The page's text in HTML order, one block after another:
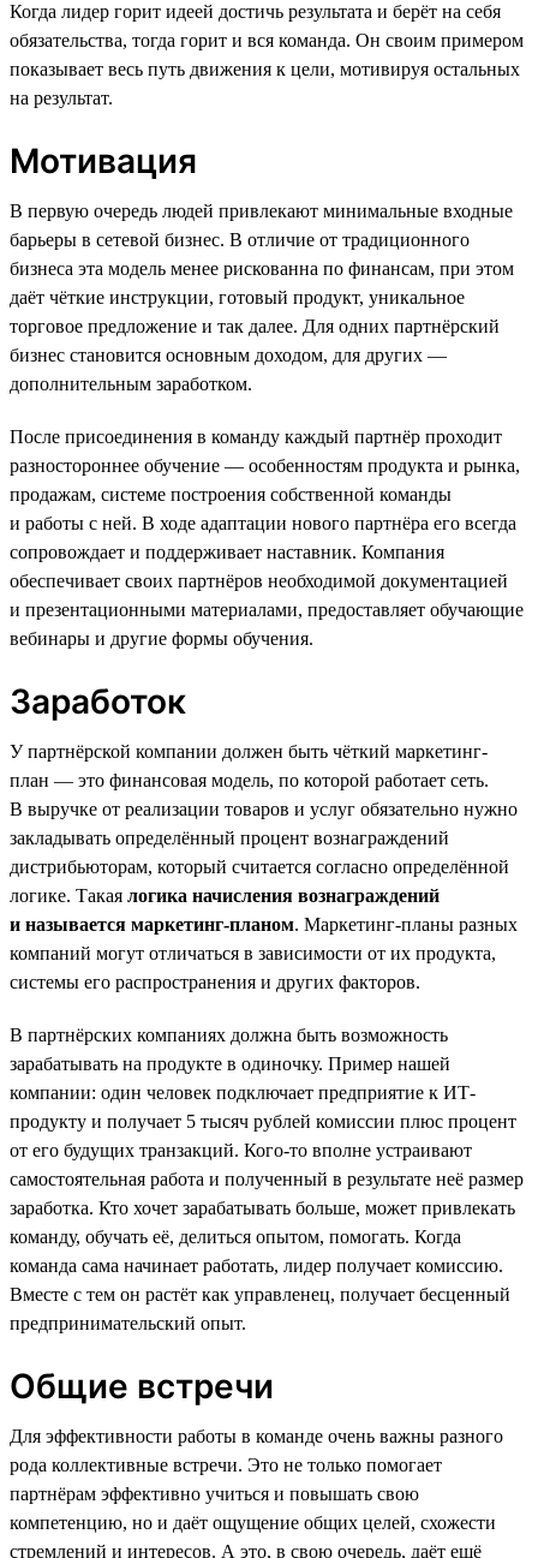
Когда лидер горит идеей достичь результата и берёт на себя
обязательства, тогда горит и вся команда. Он своим примером
показывает весь путь движения к цели, мотивируя остальных
на результат.
Мотивация
В первую очередь людей привлекают минимальные входные
барьеры в сетевой бизнес. В отличие от традиционного
бизнеса эта модель менее рискованна по финансам, при этом
даёт чёткие инструкции, готовый продукт, уникальное
торговое предложение и так далее. Для одних партнёрский
бизнес становится основным доходом, для других —
дополнительным заработком.
После присоединения в команду каждый партнёр проходит
разностороннее обучение — особенностям продукта и рынка,
продажам, системе построения собственной команды
и работы с ней. В ходе адаптации нового партнёра его всегда
сопровождает и поддерживает наставник. Компания
обеспечивает своих партнёров необходимой документацией
и презентационными материалами, предоставляет обучающие
вебинары и другие формы обучения.
Заработок
У партнёрской компании должен быть чёткий маркетинг-
план — это финансовая модель, по которой работает сеть.
В выручке от реализации товаров и услуг обязательно нужно
закладывать определённый процент вознаграждений
дистрибьюторам, который считается согласно определённой
логике. Такая логика начисления вознаграждений
и называется маркетинг-планом. Маркетинг-планы разных
компаний могут отличаться в зависимости от их продукта,
системы его распространения и других факторов.
В партнёрских компаниях должна быть возможность
зарабатывать на продукте в одиночку. Пример нашей
компании: один человек подключает предприятие к ИТ-
продукту и получает 5 тысяч рублей комиссии плюс процент
от его будущих транзакций. Кого-то вполне устраивают
самостоятельная работа и полученный в результате неё размер
заработка. Кто хочет зарабатывать больше, может привлекать
команду, обучать её, делиться опытом, помогать. Когда
команда сама начинает работать, лидер получает комиссию.
Вместе с тем он растёт как управленец, получает бесценный
предпринимательский опыт.
Общие встречи
Для эффективности работы в команде очень важны разного
рода коллективные встречи. Это не только помогает
партнёрам эффективно учиться и повышать свою
компетенцию, но и даёт ощущение общих целей, схожести
стремлений и интересов. А это, в свою очередь, даёт ещё